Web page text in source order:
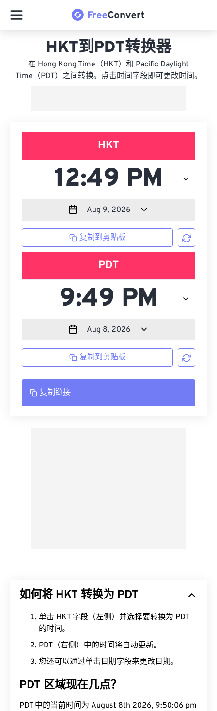
HKT到PDT转换器
在 Hong Kong Time（HKT）和 Pacific Daylight
Time（PDT）之间转换。点击时间字段即可更改时间。
HKT
复制到剪贴板
PDT
复制到剪贴板
复制链接
如何将 HKT 转换为 PDT
单击 HKT 字段（左侧）并选择要转换为 PDT
的时间。
PDT（右侧）中的时间将自动更新。
您还可以通过单击日期字段来更改日期。
PDT 区域现在几点？
PDT 中的当前时间为 August 8th 2026, 9:50:07 pm